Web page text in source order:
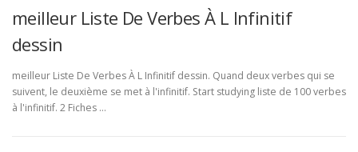
meilleur Liste De Verbes À L Infinitif
dessin
meilleur Liste De Verbes À L Infinitif dessin. Quand deux verbes qui se
suivent, le deuxième se met à l'infinitif. Start studying liste de 100 verbes
à l'infinitif. 2 Fiches …